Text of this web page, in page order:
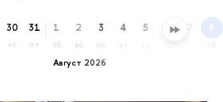
30
чт
31
пт
Август 2026
1
сб
2
вс
3
пн
4 5 6 7 8
сб